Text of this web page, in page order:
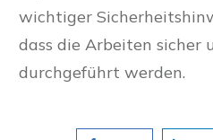
wichtiger
dass die Arbeiten sicher
durchgeführt werden.